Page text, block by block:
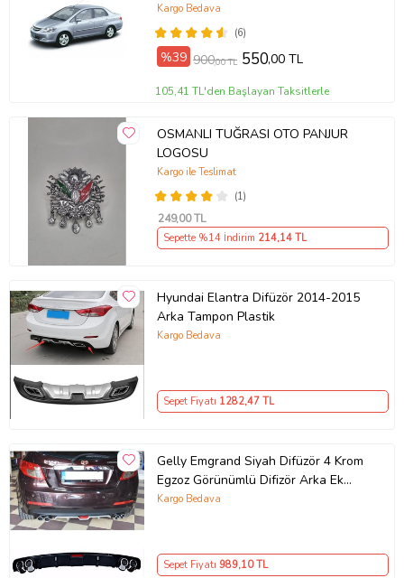
(6)
Kargo Bedava
%39 900,00 TL 550,00 TL
105,41 TL'den Başlayan Taksitlerle
OSMANLI TUĞRASI OTO PANJUR
LOGOSU
(1)
Kargo ile Teslimat
249,00 TL
Sepette %14 İndirim 214,14 TL
Hyundai Elantra Difüzör 2014-2015
Arka Tampon Plastik
Kargo Bedava
Sepet Fiyatı 1282,47 TL
Gelly Emgrand Siyah Difüzör 4 Krom
Egzoz Görünümlü Difizör Arka Ek
Body Kit
Kargo Bedava
Sepet Fiyatı 989,10 TL